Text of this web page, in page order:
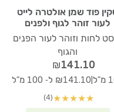
פוד שמן אולטרה לייט
לעור זוהר לגוף ולפנים
לחות וזוהר לעור הפנים
והגוף
₪141.10
₪141.10 ל- 100 מ"ל
★
★
★
★
★
(4)